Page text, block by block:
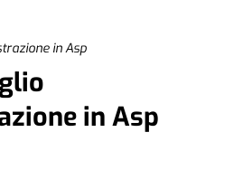
in Asp
in Asp